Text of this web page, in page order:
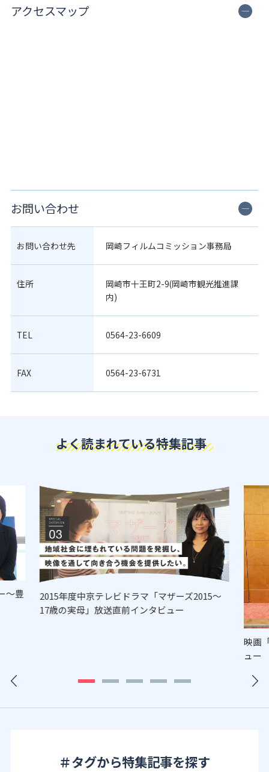
アクセスマップ
お問い合わせ
お問い合わせ先 岡崎フィルムコミッション事務局
住所
岡崎市十王町2-9(岡崎市観光推進課
内)
TEL 0564-23-6609
FAX 0564-23-6731
よく読まれている特集記事
～豊
2015年度中京テレビドラマ「マザーズ2015～
17歳の実母」放送直前インタビュー
映画
ュー
＃タグから特集記事を探す